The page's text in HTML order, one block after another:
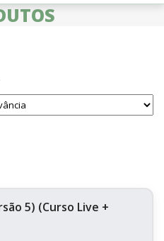
5) (Curso Live +